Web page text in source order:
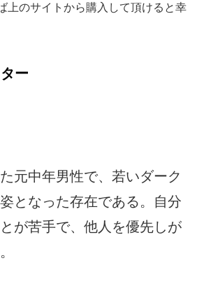
上のサイトから購入して頂けると幸
ー
元中年男性で、若いダーク
となった存在である。自分
が苦手で、他人を優先しが